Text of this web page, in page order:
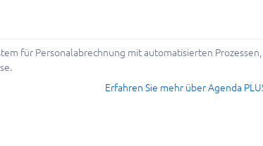
für Personalabrechnung mit automatisierten
Erfahren Sie mehr über Agenda